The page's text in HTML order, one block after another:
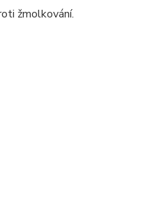
žmolkování.